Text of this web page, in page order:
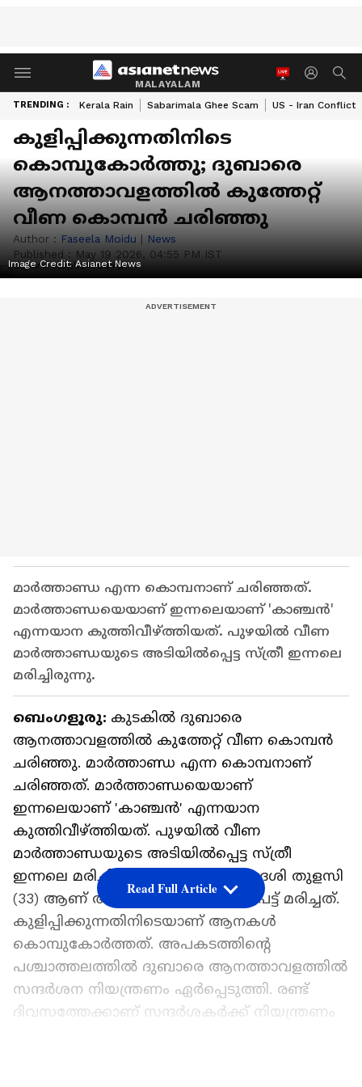
MALAYALAM
TRENDING : Kerala Rain Sabarimala Ghee Scam US - Iran Conflict
കുളിപ്പിക്കുന്നതിനിടെ
കൊമ്പുകോർത്തു; ദുബാരെ
ആനത്താവളത്തിൽ കുത്തേറ്റ്
വീണ കൊമ്പൻ ചരിഞ്ഞു
Author : Faseela Moidu | News
Published : May 19 2026, 04:55 PM IST
Image Credit:Asianet News
മാർത്താണ്ഡ എന്ന കൊമ്പനാണ് ചരിഞ്ഞത്.
മാർത്താണ്ഡയെയാണ് ഇന്നലെയാണ് 'കാഞ്ചൻ'
എന്നയാന കുത്തിവീഴ്ത്തിയത്. പുഴയിൽ വീണ
മാർത്താണ്ഡയുടെ അടിയിൽപ്പെട്ട സ്ത്രീ ഇന്നലെ
മരിച്ചിരുന്നു.
ബെം​ഗളൂരു: കുടകിൽ ദുബാരെ
ആനത്താവളത്തിൽ കുത്തേറ്റ് വീണ കൊമ്പൻ
ചരിഞ്ഞു. മാർത്താണ്ഡ എന്ന കൊമ്പനാണ്
ചരിഞ്ഞത്. മാർത്താണ്ഡയെയാണ്
ഇന്നലെയാണ് 'കാഞ്ചൻ' എന്നയാന
കുത്തിവീഴ്ത്തിയത്. പുഴയിൽ വീണ
മാർത്താണ്ഡയുടെ അടിയിൽപ്പെട്ട സ്ത്രീ
ഇന്നലെ മരിച്ചിരുന്നു. ചെന്നൈ സ്വദേശി തുളസി
(33) ആണ് ആനയുടെ അടിയിൽ പെട്ട് മരിച്ചത്.
കുളിപ്പിക്കുന്നതിനിടെയാണ് ആനകൾ
കൊമ്പുകോർത്തത്. അപകടത്തിന്റെ
പശ്ചാത്തലത്തിൽ ദുബാരെ ആനത്താവളത്തിൽ
സന്ദർശന നിയന്ത്രണം ഏ‍ർപ്പെടുത്തി. രണ്ട്
ദിവസത്തേക്കാണ് സന്ദർശകർക്ക് നിയന്ത്രണം
Read Full Article